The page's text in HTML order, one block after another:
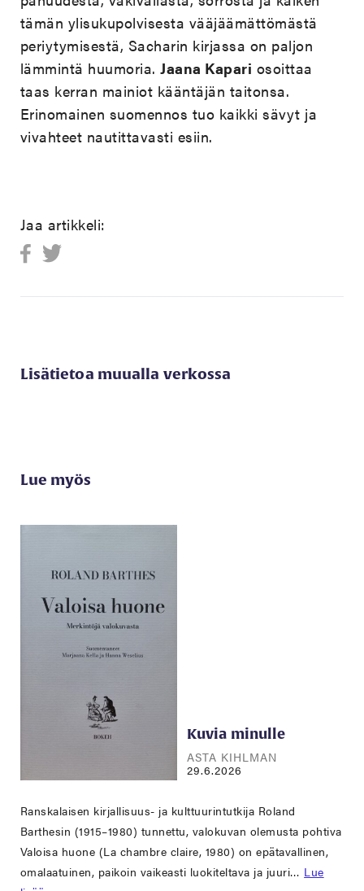
tämän ylisukupolvisesta vääjäämättömästä
periytymisestä, Sacharin kirjassa on paljon
lämmintä huumoria.Jaana Kapari osoittaa
taas kerran mainiot kääntäjän taitonsa.
Erinomainen suomennos tuo kaikki sävyt ja
vivahteet nautittavasti esiin.
Jaa artikkeli:
Lisätietoa muualla verkossa
Lue myös
Kuvia minulle
ASTA KIHLMAN
29.6.2026
Ranskalaisen kirjallisuus- ja kulttuurintutkija Roland
Barthesin (1915–1980) tunnettu, valokuvan olemusta pohtiva
Valoisa huone (La chambre claire, 1980) on epätavallinen,
omalaatuinen, paikoin vaikeasti luokiteltava ja juuri… Lue